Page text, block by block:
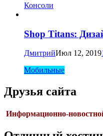
Консоли
Shop Titans:
ДмитрийИюл 12, 2019
Мобильные
Друзья сайта
Информационно-